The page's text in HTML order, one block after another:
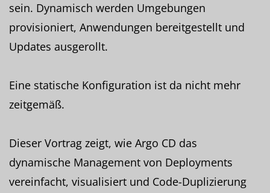
sein. Dynamisch werden Umgebungen
provisioniert, Anwendungen bereitgestellt und
Updates ausgerollt.
Eine statische Konfiguration ist da nicht mehr
zeitgemäß.
Dieser Vortrag zeigt, wie Argo CD das
dynamische Management von Deployments
vereinfacht, visualisiert und Code-Duplizierung